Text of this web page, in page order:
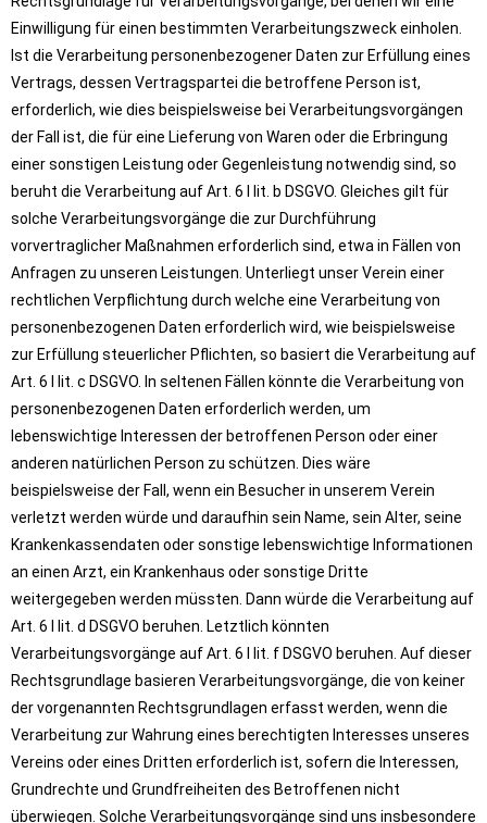
Einwilligung für einen bestimmten Verarbeitungszweck einholen.
Ist die Verarbeitung personenbezogener Daten zur Erfüllung eines
Vertrags, dessen Vertragspartei die betroffene Person ist,
erforderlich, wie dies beispielsweise bei Verarbeitungsvorgängen
der Fall ist, die für eine Lieferung von Waren oder die Erbringung
einer sonstigen Leistung oder Gegenleistung notwendig sind, so
beruht die Verarbeitung auf Art. 6 I lit. b DSGVO. Gleiches gilt für
solche Verarbeitungsvorgänge die zur Durchführung
vorvertraglicher Maßnahmen erforderlich sind, etwa in Fällen von
Anfragen zu unseren Leistungen. Unterliegt unser Verein einer
rechtlichen Verpflichtung durch welche eine Verarbeitung von
personenbezogenen Daten erforderlich wird, wie beispielsweise
zur Erfüllung steuerlicher Pflichten, so basiert die Verarbeitung auf
Art. 6 I lit. c DSGVO. In seltenen Fällen könnte die Verarbeitung von
personenbezogenen Daten erforderlich werden, um
lebenswichtige Interessen der betroffenen Person oder einer
anderen natürlichen Person zu schützen. Dies wäre
beispielsweise der Fall, wenn ein Besucher in unserem Verein
verletzt werden würde und daraufhin sein Name, sein Alter, seine
Krankenkassendaten oder sonstige lebenswichtige Informationen
an einen Arzt, ein Krankenhaus oder sonstige Dritte
weitergegeben werden müssten. Dann würde die Verarbeitung auf
Art. 6 I lit. d DSGVO beruhen. Letztlich könnten
Verarbeitungsvorgänge auf Art. 6 I lit. f DSGVO beruhen. Auf dieser
Rechtsgrundlage basieren Verarbeitungsvorgänge, die von keiner
der vorgenannten Rechtsgrundlagen erfasst werden, wenn die
Verarbeitung zur Wahrung eines berechtigten Interesses unseres
Vereins oder eines Dritten erforderlich ist, sofern die Interessen,
Grundrechte und Grundfreiheiten des Betroffenen nicht
überwiegen. Solche Verarbeitungsvorgänge sind uns insbesondere